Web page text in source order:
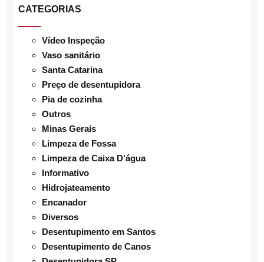
CATEGORIAS
Vídeo Inspeção
Vaso sanitário
Santa Catarina
Preço de desentupidora
Pia de cozinha
Outros
Minas Gerais
Limpeza de Fossa
Limpeza de Caixa D'água
Informativo
Hidrojateamento
Encanador
Diversos
Desentupimento em Santos
Desentupimento de Canos